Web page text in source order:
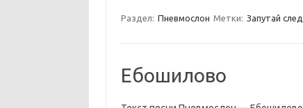
Раздел: Пневмослон Метки: Запутай след
Ебошилово